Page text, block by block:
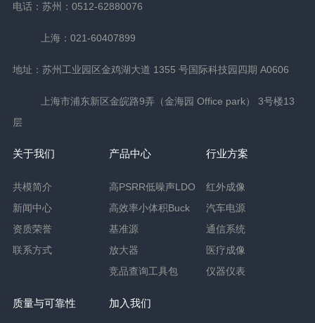
电话：苏州：0512-62880076
上海：021-60407899
地址：苏州工业园区金鸡湖大道 1355 号国际科技园四期 A0606
上海市浦东新区金皖路9弄（金海园 Office park） 3号楼13
层
关于我们
共模简介
新闻中心
资质荣誉
联系方式
产品中心
高PSRR低噪声LDO
高效率小体积Buck
基准源
放大器
竞品查询工具包
行业方案
红外成像
汽车电源
通信系统
医疗成像
仪器仪表
质量与可靠性 加入我们